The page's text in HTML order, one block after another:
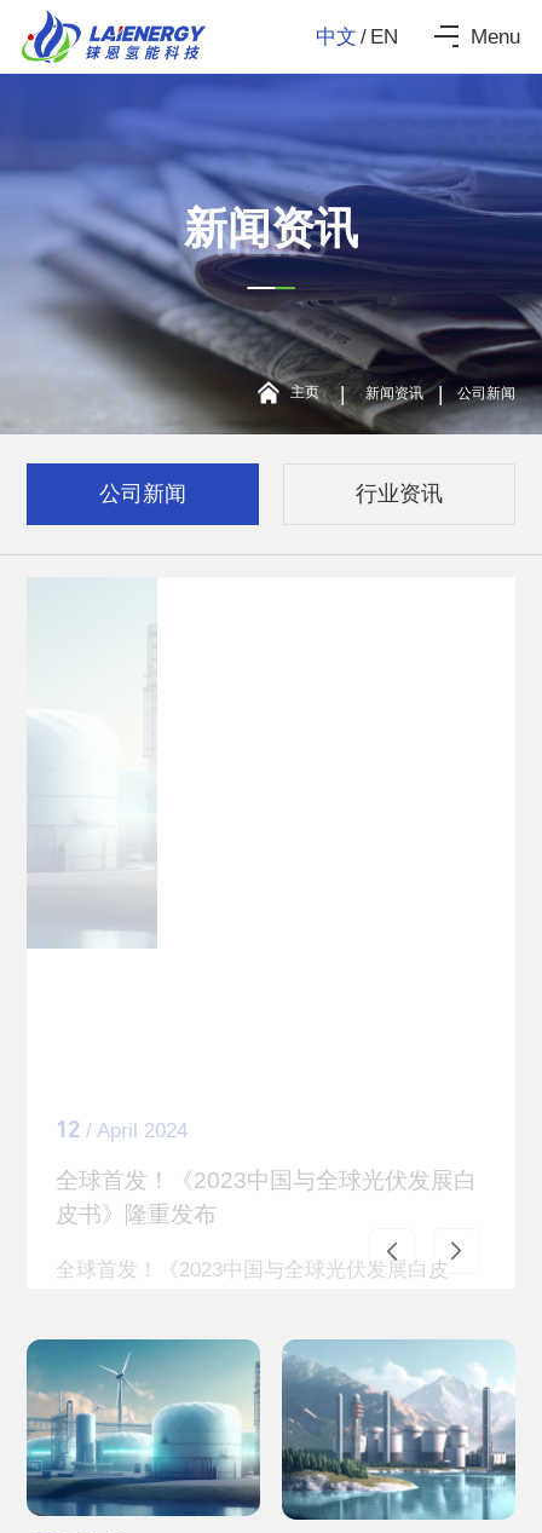
中文 / EN Menu
NEWS
新闻资讯
主页 | 新闻资讯 | 公司新闻
公司新闻 行业资讯
全球首发！《2023中国与全球光伏发展白皮
书》隆重发布
了解更多